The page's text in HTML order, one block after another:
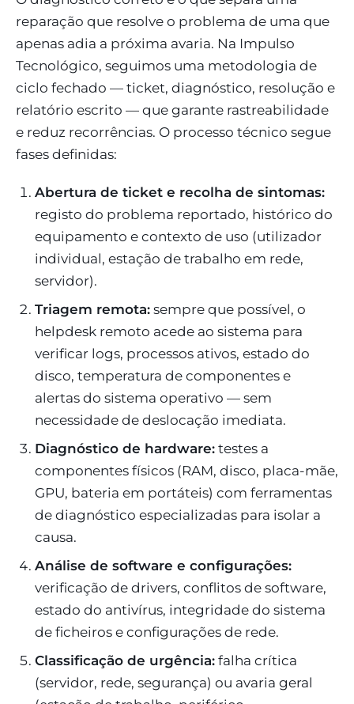
reparação que resolve o problema de uma que
apenas adia a próxima avaria. Na Impulso
Tecnológico, seguimos uma metodologia de
ciclo fechado — ticket, diagnóstico, resolução e
relatório escrito — que garante rastreabilidade
e reduz recorrências. O processo técnico segue
fases definidas:
Abertura de ticket e recolha de sintomas:
registo do problema reportado, histórico do
equipamento e contexto de uso (utilizador
individual, estação de trabalho em rede,
servidor).
Triagem remota: sempre que possível, o
helpdesk remoto acede ao sistema para
verificar logs, processos ativos, estado do
disco, temperatura de componentes e
alertas do sistema operativo — sem
necessidade de deslocação imediata.
Diagnóstico de hardware: testes a
componentes físicos (RAM, disco, placa-mãe,
GPU, bateria em portáteis) com ferramentas
de diagnóstico especializadas para isolar a
causa.
Análise de software e configurações:
verificação de drivers, conflitos de software,
estado do antivírus, integridade do sistema
de ficheiros e configurações de rede.
Classificação de urgência: falha crítica
(servidor, rede, segurança) ou avaria geral